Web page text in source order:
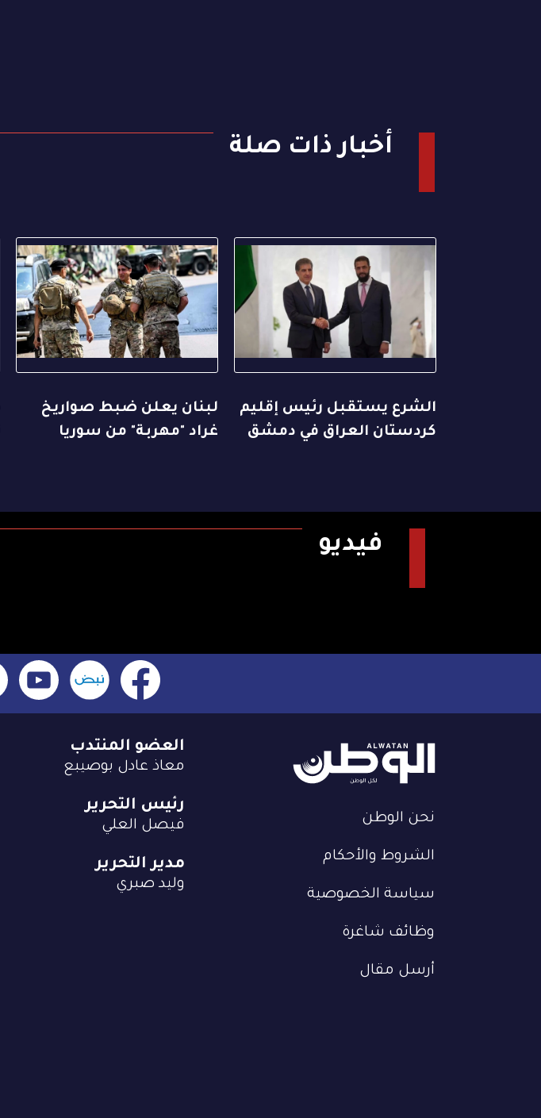
أخبار ذات صلة
الشرع يستقبل رئيس إقليم
كردستان العراق في دمشق
لبنان يعلن ضبط صواريخ
غراد "مهربة" من سوريا
فيديو
نحن الوطن
الشروط والأحكام
سياسة الخصوصية
وظائف شاغرة
أرسل مقال
العضو المنتدب
معاذ عادل بوصيبع
رئيس التحرير
فيصل العلي
مدير التحرير
وليد صبري